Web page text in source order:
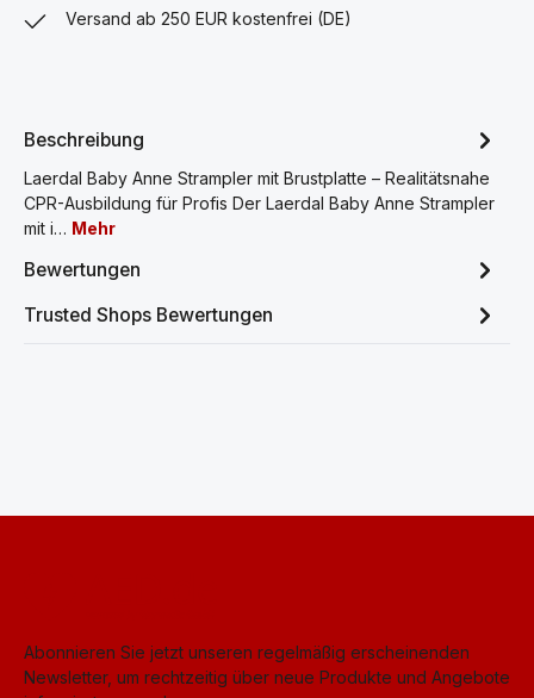
Versand ab 250 EUR kostenfrei (DE)
Beschreibung
Laerdal Baby Anne Strampler mit Brustplatte – Realitätsnahe
CPR-Ausbildung für Profis Der Laerdal Baby Anne Strampler
mit i… Mehr
Bewertungen
Trusted Shops Bewertungen
Abonnieren Sie jetzt unseren regelmäßig erscheinenden
Newsletter, um rechtzeitig über neue Produkte und Angebote